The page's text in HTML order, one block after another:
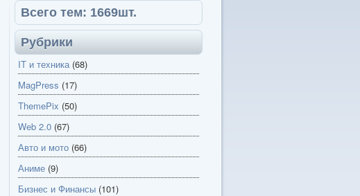
Всего тем: 1669шт.
Рубрики
IT и техника(68)
MagPress (17)
ThemePix (50)
Web 2.0 (67)
Авто и мото (66)
Аниме (9)
Бизнес и Финансы (101)